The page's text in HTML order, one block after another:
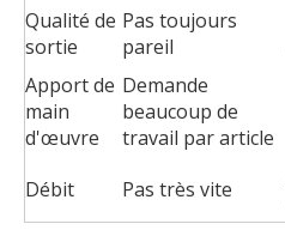
Qualité de
sortie
Pas toujours
pareil
Apport de
main
d'œuvre
Demande
beaucoup de
travail par article
Débit
Pas très vite